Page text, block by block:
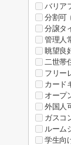
バリア
分割可
分譲タ
管理人
眺望良
二世帯
フリー
カード
オープ
外国人
ガスコ
ルーム
学生向